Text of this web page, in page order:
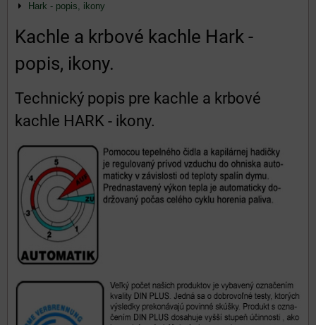
Hark - popis, ikony
Kachle a krbové kachle Hark -
popis, ikony.
Technický popis pre kachle a krbové
kachle HARK - ikony.